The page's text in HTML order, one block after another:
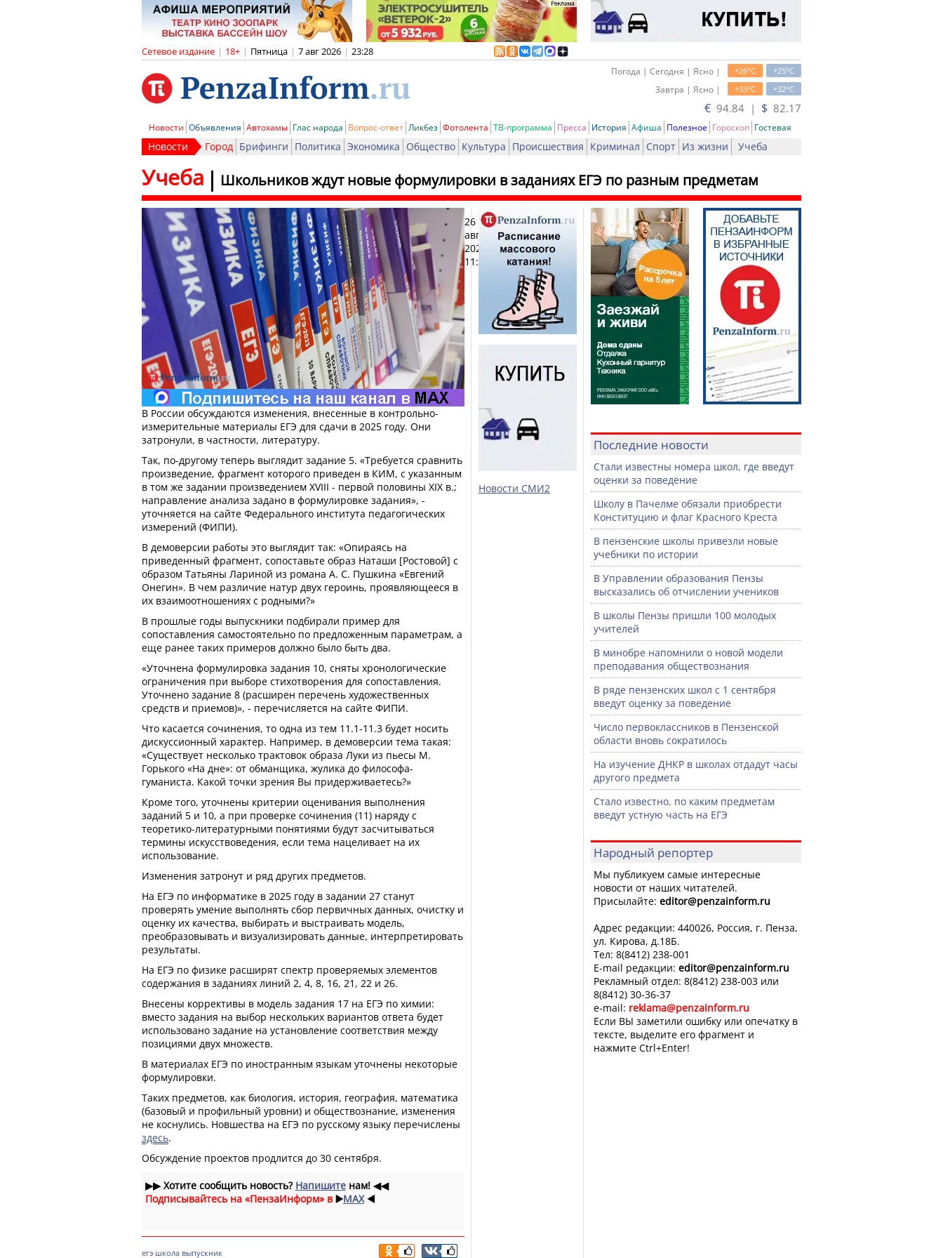
Сетевое издание | 18+ | Пятница | 7 авг 2026 | 23:28
+25oC
+26oC
Погода | Сегодня | Ясно |
+32oC
+33oC
Завтра | Ясно |
€ 94.84 | $ 82.17
Новости Объявления Автохамы Глас народа Вопрос-ответ Ликбез Фотолента ТВ-программа Пресса История Афиша Полезное Гороскоп Гостевая
Новости Город Брифинги Политика Экономика Общество Культура Происшествия Криминал Спорт Из жизни Учеба
Школьников ждут новые формулировки в заданиях ЕГЭ по разным предметам
Учеба
26
августа
2024,
11:12
Печать
В России обсуждаются изменения, внесенные в контрольно-
измерительные материалы ЕГЭ для сдачи в 2025 году. Они
затронули, в частности, литературу.
Так, по-другому теперь выглядит задание 5. «Требуется сравнить
произведение, фрагмент которого приведен в КИМ, с указанным
в том же задании произведением XVIII - первой половины ХIХ в.;
направление анализа задано в формулировке задания», -
уточняется на сайте Федерального института педагогических
измерений (ФИПИ).
В демоверсии работы это выглядит так: «Опираясь на
приведенный фрагмент, сопоставьте образ Наташи [Ростовой] с
образом Татьяны Лариной из романа А. С. Пушкина «Евгений
Онегин». В чем различие натур двух героинь, проявляющееся в
их взаимоотношениях с родными?»
В прошлые годы выпускники подбирали пример для
сопоставления самостоятельно по предложенным параметрам, а
еще ранее таких примеров должно было быть два.
«Уточнена формулировка задания 10, сняты хронологические
ограничения при выборе стихотворения для сопоставления.
Уточнено задание 8 (расширен перечень художественных
средств и приемов)», - перечисляется на сайте ФИПИ.
Что касается сочинения, то одна из тем 11.1-11.3 будет носить
дискуссионный характер. Например, в демоверсии тема такая:
«Существует несколько трактовок образа Луки из пьесы М.
Горького «На дне»: от обманщика, жулика до философа-
гуманиста. Какой точки зрения Вы придерживаетесь?»
Кроме того, уточнены критерии оценивания выполнения
заданий 5 и 10, а при проверке сочинения (11) наряду с
теоретико-литературными понятиями будут засчитываться
термины искусствоведения, если тема нацеливает на их
использование.
Изменения затронут и ряд других предметов.
На ЕГЭ по информатике в 2025 году в задании 27 станут
проверять умение выполнять сбор первичных данных, очистку и
оценку их качества, выбирать и выстраивать модель,
преобразовывать и визуализировать данные, интерпретировать
результаты.
На ЕГЭ по физике расширят спектр проверяемых элементов
содержания в заданиях линий 2, 4, 8, 16, 21, 22 и 26.
Внесены коррективы в модель задания 17 на ЕГЭ по химии:
вместо задания на выбор нескольких вариантов ответа будет
использовано задание на установление соответствия между
позициями двух множеств.
В материалах ЕГЭ по иностранным языкам уточнены некоторые
формулировки.
Таких предметов, как биология, история, география, математика
(базовый и профильный уровни) и обществознание, изменения
не коснулись. Новшества на ЕГЭ по русскому языку перечислены
здесь.
Обсуждение проектов продлится до 30 сентября.
▶▶Хотите сообщить новость? Напишите нам! ◀◀
Подписывайтесь на «ПензаИнформ» в ▶️MAX ◀️
егэ школа выпускник
Новости СМИ2
Последние новости
Стали известны номера школ, где введут
оценки за поведение
Школу в Пачелме обязали приобрести
Конституцию и флаг Красного Креста
В пензенские школы привезли новые
учебники по истории
В Управлении образования Пензы
высказались об отчислении учеников
В школы Пензы пришли 100 молодых
учителей
В минобре напомнили о новой модели
преподавания обществознания
В ряде пензенских школ с 1 сентября
введут оценку за поведение
Число первоклассников в Пензенской
области вновь сократилось
На изучение ДНКР в школах отдадут часы
другого предмета
Стало известно, по каким предметам
введут устную часть на ЕГЭ
Народный репортер
Мы публикуем самые интересные
новости от наших читателей.
Присылайте: editor@penzainform.ru
Адрес редакции: 440026, Россия, г. Пенза,
ул. Кирова, д.18Б.
Тел: 8(8412) 238-001
E-mail редакции: editor@penzainform.ru
Рекламный отдел: 8(8412) 238-003 или
8(8412) 30-36-37
e-mail: reklama@penzainform.ru
Если ВЫ заметили ошибку или опечатку в
тексте, выделите его фрагмент и
нажмите Ctrl+Enter!